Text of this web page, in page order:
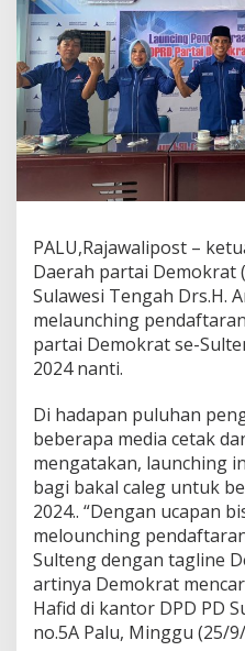
C
A
L
E
G
,
P
A
B
E
R
L
A
M
N
G
M
E
R
C
Y
U
S
U
N
G
PALU,Rajawalipost –
Daerah partai Demokrat
Sulawesi Tengah Drs.H.
melaunching
partai Demokrat se-
2024 nanti.
Di hadapan puluhan
beberapa media cetak
mengatakan, launching
bagi bakal caleg untuk
2024.. “Dengan ucapan
melounching
Sulteng dengan tagline
artinya Demokrat
Hafid di kantor DPD PD
no.5A Palu, Minggu (25/